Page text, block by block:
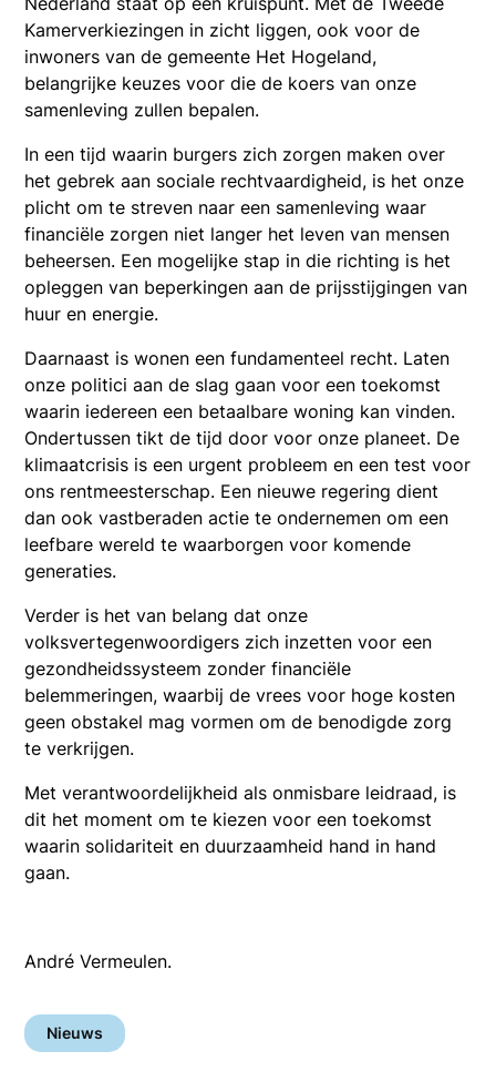
Kamerverkiezingen in zicht liggen, ook voor de
inwoners van de gemeente Het Hogeland,
belangrijke keuzes voor die de koers van onze
samenleving zullen bepalen.
In een tijd waarin burgers zich zorgen maken over
het gebrek aan sociale rechtvaardigheid, is het onze
plicht om te streven naar een samenleving waar
financiële zorgen niet langer het leven van mensen
beheersen. Een mogelijke stap in die richting is het
opleggen van beperkingen aan de prijsstijgingen van
huur en energie.
Daarnaast is wonen een fundamenteel recht. Laten
onze politici aan de slag gaan voor een toekomst
waarin iedereen een betaalbare woning kan vinden.
Ondertussen tikt de tijd door voor onze planeet. De
klimaatcrisis is een urgent probleem en een test voor
ons rentmeesterschap. Een nieuwe regering dient
dan ook vastberaden actie te ondernemen om een
leefbare wereld te waarborgen voor komende
generaties.
Verder is het van belang dat onze
volksvertegenwoordigers zich inzetten voor een
gezondheidssysteem zonder financiële
belemmeringen, waarbij de vrees voor hoge kosten
geen obstakel mag vormen om de benodigde zorg
te verkrijgen.
Met verantwoordelijkheid als onmisbare leidraad, is
dit het moment om te kiezen voor een toekomst
waarin solidariteit en duurzaamheid hand in hand
gaan.
André Vermeulen.
Nieuws